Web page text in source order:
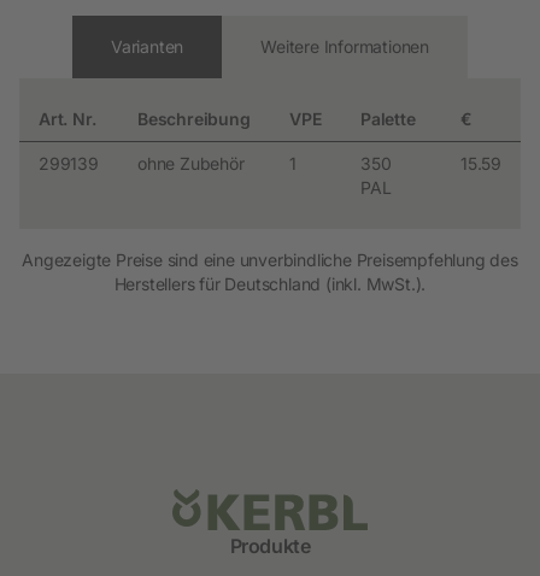
Varianten
Art. Nr. Beschreibung VPE Palette €
299139 ohne Zubehör 1
350
PAL
15.59
Weitere Informationen
Angezeigte Preise sind eine unverbindliche Preisempfehlung des
Herstellers für Deutschland (inkl. MwSt.).
Produkte